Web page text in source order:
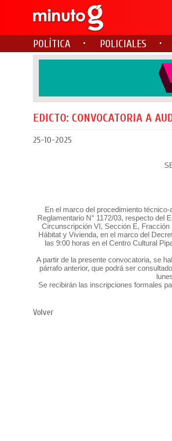
POLÍTICA POLICIALES
EDICTO: CONVOCATORIA A
25-10-2025
En el marco del procedimiento
Reglamentario N° 1172/03, respecto del
Circunscripción VI, Sección E, Fracción
Hábitat y Vivienda, en el marco del
las 9:00 horas en el Centro Cultural
A partir de la presente convocatoria, se
párrafo anterior, que podrá ser
Se recibirán las inscripciones formales
Volver